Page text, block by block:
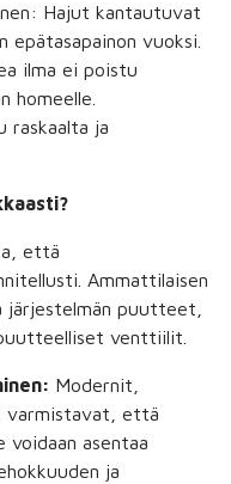
Hajut kantautuvat
epätasapainon vuoksi.
ilma ei poistu
homeelle.
raskaalta ja
että
Ammattilaisen
puutteet,
venttiilit.
Modernit,
että
voidaan asentaa
ja